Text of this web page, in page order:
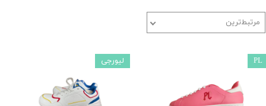
مرتبط‌ترین
PL لیورجی